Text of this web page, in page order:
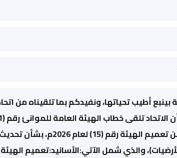
29/4/2026م، والمتضمن